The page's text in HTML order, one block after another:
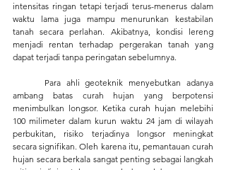
intensitas ringan tetapi terjadi terus-menerus dalam
waktu lama juga mampu menurunkan kestabilan
tanah secara perlahan. Akibatnya, kondisi lereng
menjadi rentan terhadap pergerakan tanah yang
dapat terjadi tanpa peringatan sebelumnya.
ambang batas curah hujan yang berpotensi
menimbulkan longsor. Ketika curah hujan melebihi
100 milimeter dalam kurun waktu 24 jam di wilayah
perbukitan, risiko terjadinya longsor meningkat
secara signifikan. Oleh karena itu, pemantauan curah
hujan secara berkala sangat penting sebagai langkah